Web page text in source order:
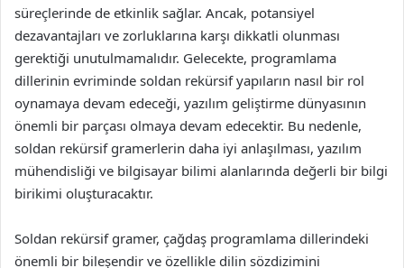
süreçlerinde de etkinlik sağlar. Ancak, potansiyel
dezavantajları ve zorluklarına karşı dikkatli olunması
gerektiği unutulmamalıdır. Gelecekte, programlama
dillerinin evriminde soldan rekürsif yapıların nasıl bir rol
oynamaya devam edeceği, yazılım geliştirme dünyasının
önemli bir parçası olmaya devam edecektir. Bu nedenle,
soldan rekürsif gramerlerin daha iyi anlaşılması, yazılım
mühendisliği ve bilgisayar bilimi alanlarında değerli bir bilgi
birikimi oluşturacaktır.
Soldan rekürsif gramer, çağdaş programlama dillerindeki
önemli bir bileşendir ve özellikle dilin sözdizimini